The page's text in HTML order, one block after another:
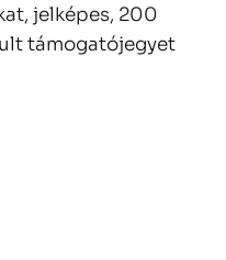
jelképes, 200
támogatójegyet